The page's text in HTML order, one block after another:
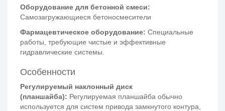
Оборудование для бетонной смеси:
Самозагружающиеся бетоносмесители
Фармацевтическое оборудование: Специальные
работы, требующие чистые и эффективные
гидравлические системы.
Особенности
Регулируемый наклонный диск
(планшайба): Регулируемая планшайба обычно
используется для систем привода замкнутого контура,